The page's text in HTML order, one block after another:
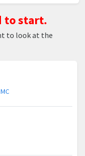
to start.
to look at the